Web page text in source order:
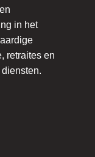
in het
retraites en